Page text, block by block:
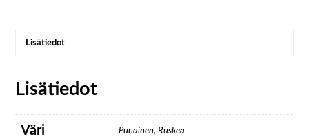
Lisätiedot
Lisätiedot
Väri Punainen, Ruskea